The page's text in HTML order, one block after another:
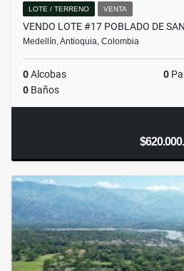
LOTE / TERRENO VENTA
VENDO LOTE #17 POBLADO DE
Medellín, Antioquia, Colombia
0Alcobas 0
0 Baños